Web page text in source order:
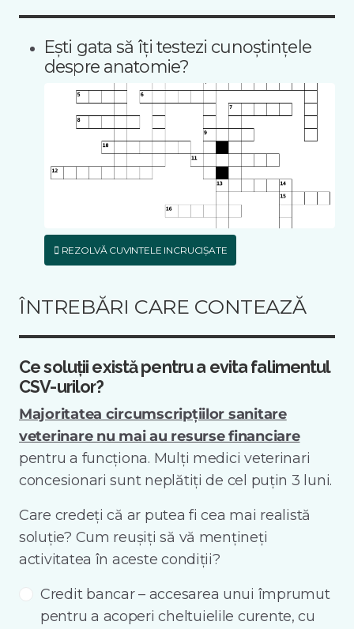
Ești gata să îți testezi cunoștințele
despre anatomie?
REZOLVĂ CUVINTELE INCRUCIȘATE
ÎNTREBĂRI CARE CONTEAZĂ
Ce soluții există pentru a evita falimentul
CSV-urilor?
Majoritatea circumscripțiilor sanitare
veterinare nu mai au resurse financiare
pentru a funcționa. Mulți medici veterinari
concesionari sunt neplătiți de cel puțin 3 luni.
Care credeți că ar putea fi cea mai realistă
soluție? Cum reușiți să vă mențineți
activitatea în aceste condiții?
Credit bancar – accesarea unui împrumut
pentru a acoperi cheltuielile curente, cu